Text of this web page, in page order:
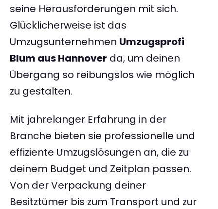
seine Herausforderungen mit sich.
Glücklicherweise ist das
Umzugsunternehmen Umzugsprofi
Blum aus Hannover da, um deinen
Übergang so reibungslos wie möglich
zu gestalten.
Mit jahrelanger Erfahrung in der
Branche bieten sie professionelle und
effiziente Umzugslösungen an, die zu
deinem Budget und Zeitplan passen.
Von der Verpackung deiner
Besitztümer bis zum Transport und zur